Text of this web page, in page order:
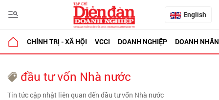
English
CHÍNH TRỊ - XÃ HỘI VCCI DOANH NGHIỆP DOANH NHÂN
đầu tư vốn Nhà nước
Tin tức cập nhật liên quan đến đầu tư vốn Nhà nước